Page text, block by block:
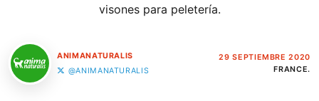
visones para peletería.
ANIMANATURALIS
@ANIMANATURALIS
29 SEPTIEMBRE 2020
FRANCE.